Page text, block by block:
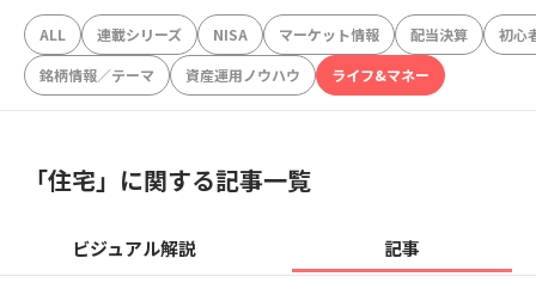
ALL 連載シリーズ NISA マーケット情報 配当決算
初心
銘柄情報／テーマ
資産運用ノウハウ ライフ&マネー
「住宅」に関する記事一覧
ビジュアル解説 記事